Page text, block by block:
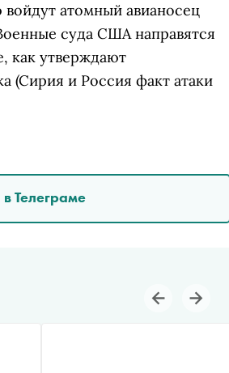
атомный авианосец
суда США направятся
как утверждают
(Сирия и Россия факт атаки
Телеграме